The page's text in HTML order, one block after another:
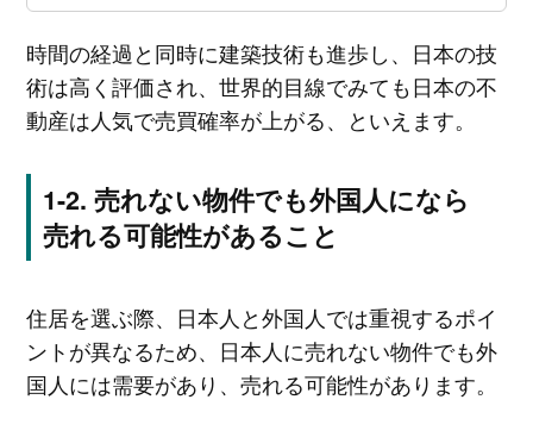
時間の経過と同時に建築技術も進歩し、日本の技
術は高く評価され、世界的目線でみても日本の不
動産は人気で売買確率が上がる、といえます。
売れない物件でも外国人になら
売れる可能性があること
住居を選ぶ際、日本人と外国人では重視するポイ
ントが異なるため、日本人に売れない物件でも外
国人には需要があり、売れる可能性があります。